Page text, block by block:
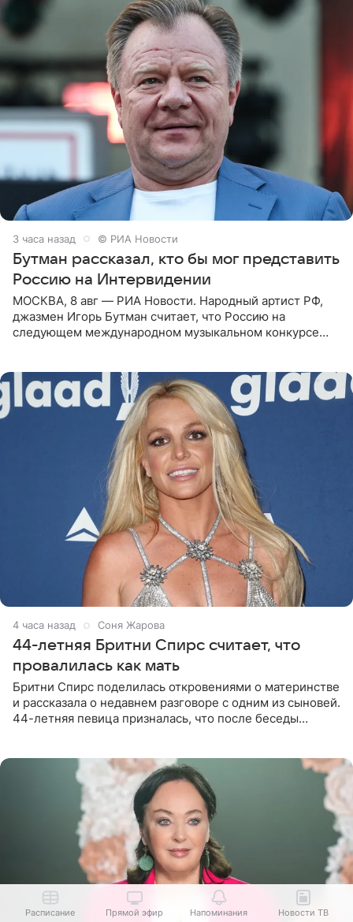
3 часа назад © РИА Новости
Бутман рассказал, кто бы мог представить
Россию на Интервидении
МОСКВА, 8 авг — РИА Новости. Народный артист РФ,
джазмен Игорь Бутман считает, что Россию на
следующем международном музыкальном конкурсе
4 часа назад Соня Жарова
44-летняя Бритни Спирс считает, что
провалилась как мать
Бритни Спирс поделилась откровениями о материнстве
и рассказала о недавнем разговоре с одним из сыновей.
44-летняя певица призналась, что после беседы
Расписание Прямой эфир Напоминания Новости ТВ